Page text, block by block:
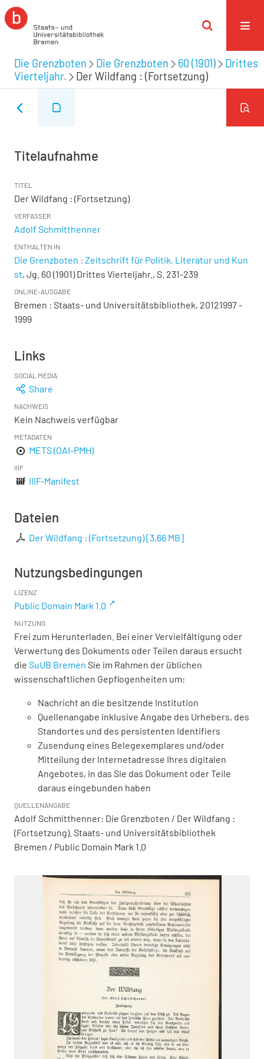
Die Grenzboten Die Grenzboten 60 (1901)
Drittes
Vierteljahr.
Der Wildfang : (Fortsetzung)
Titelaufnahme
TITEL
Der Wildfang : (Fortsetzung)
VERFASSER
Adolf Schmitthenner
ENTHALTEN IN
Die Grenzboten : Zeitschrift für Politik, Literatur und Kun
st, Jg. 60 (1901) Drittes Vierteljahr., S. 231-239
ONLINE-AUSGABE
Bremen : Staats- und Universitätsbibliothek, 20121997 -
1999
Links
SOCIAL MEDIA
Share
NACHWEIS
Kein Nachweis verfügbar
METADATEN
METS (OAI-PMH)
IIIF
IIIF-Manifest
Dateien
Der Wildfang : (Fortsetzung)[3,66 MB]
Nutzungsbedingungen
LIZENZ
Public Domain Mark 1.0
NUTZUNG
Frei zum Herunterladen. Bei einer Vervielfältigung oder
Verwertung des Dokuments oder Teilen daraus ersucht
die SuUB Bremen Sie im Rahmen der üblichen
wissenschaftlichen Gepflogenheiten um:
Nachricht an die besitzende Institution
Quellenangabe inklusive Angabe des Urhebers, des
Standortes und des persistenten Identifiers
Zusendung eines Belegexemplares und/oder
Mitteilung der Internetadresse Ihres digitalen
Angebotes, in das Sie das Dokument oder Teile
daraus eingebunden haben
QUELLENANGABE
Adolf Schmitthenner: Die Grenzboten / Der Wildfang :
(Fortsetzung). Staats- und Universitätsbibliothek
Bremen / Public Domain Mark 1.0